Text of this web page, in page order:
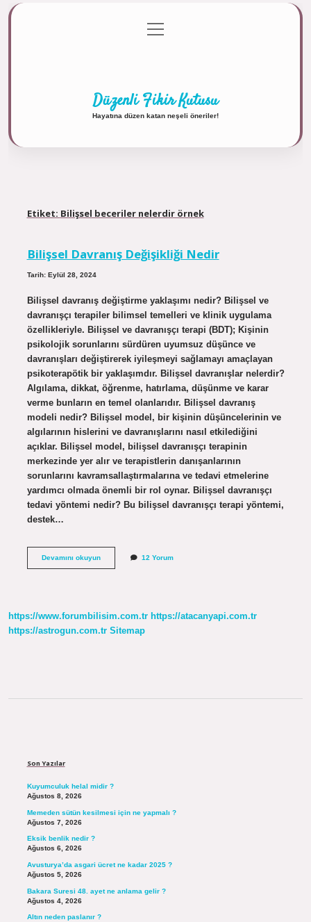
Gizlilik Politikası
menüyü
aç
Düzenli Fikir Kutusu
Hayatına düzen katan neşeli öneriler!
Etiket: Bilişsel beceriler nelerdir örnek
Bilişsel Davranış Değişikliği Nedir
Tarih: Eylül 28, 2024
Bilişsel davranış değiştirme yaklaşımı nedir? Bilişsel ve
davranışçı terapiler bilimsel temelleri ve klinik uygulama
özellikleriyle. Bilişsel ve davranışçı terapi (BDT); Kişinin
psikolojik sorunlarını sürdüren uyumsuz düşünce ve
davranışları değiştirerek iyileşmeyi sağlamayı amaçlayan
psikoterapötik bir yaklaşımdır. Bilişsel davranışlar nelerdir?
Algılama, dikkat, öğrenme, hatırlama, düşünme ve karar
verme bunların en temel olanlarıdır. Bilişsel davranış
modeli nedir? Bilişsel model, bir kişinin düşüncelerinin ve
algılarının hislerini ve davranışlarını nasıl etkilediğini
açıklar. Bilişsel model, bilişsel davranışçı terapinin
merkezinde yer alır ve terapistlerin danışanlarının
sorunlarını kavramsallaştırmalarına ve tedavi etmelerine
yardımcı olmada önemli bir rol oynar. Bilişsel davranışçı
tedavi yöntemi nedir? Bu bilişsel davranışçı terapi yöntemi,
destek…
Devamını okuyunBilişsel
12 Yorum
https://www.forumbilisim.com.tr https://atacanyapi.com.tr
https://astrogun.com.tr Sitemap
Son Yazılar
Kuyumculuk helal midir ?
Ağustos 8, 2026
Memeden sütün kesilmesi için ne yapmalı ?
Ağustos 7, 2026
Eksik benlik nedir ?
Ağustos 6, 2026
Avusturya’da asgari ücret ne kadar 2025 ?
Ağustos 5, 2026
Bakara Suresi 48. ayet ne anlama gelir ?
Ağustos 4, 2026
Altın neden paslanır ?